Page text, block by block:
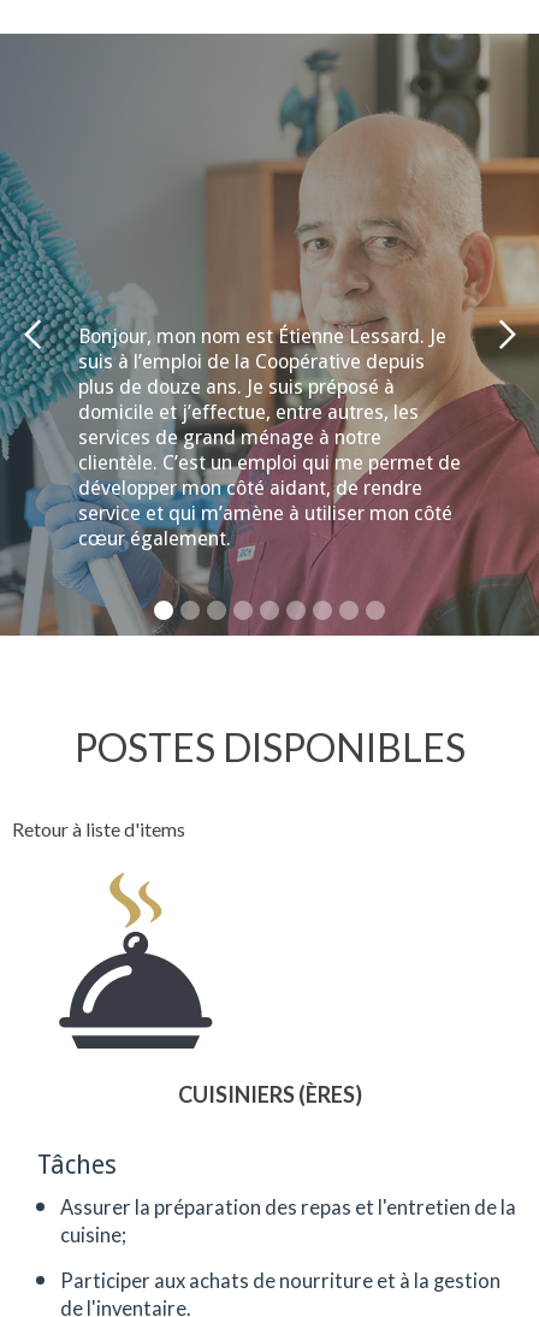
Bonjour, mon nom est Étienne Lessard. Je
suis à l’emploi de la Coopérative depuis
plus de douze ans. Je suis préposé à
domicile et j’effectue, entre autres, les
services de grand ménage à notre
clientèle. C’est un emploi qui me permet de
développer mon côté aidant, de rendre
service et qui m’amène à utiliser mon côté
cœur également.
POSTES DISPONIBLES
Retour à liste d'items
CUISINIERS (ÈRES)
Tâches
Assurer la préparation des repas et l'entretien de la
cuisine;
Participer aux achats de nourriture et à la gestion
de l'inventaire.